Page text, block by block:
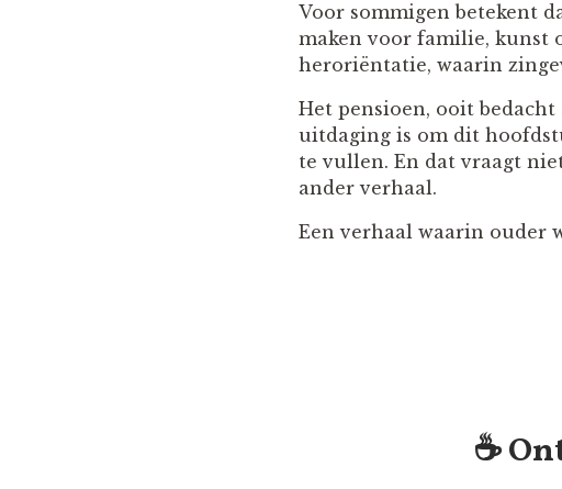
Voor sommigen betekent
maken voor familie, kunst
heroriëntatie, waarin
Het pensioen, ooit
uitdaging is om dit
te vullen. En dat vraagt
ander verhaal.
Een verhaal waarin ouder
☕️